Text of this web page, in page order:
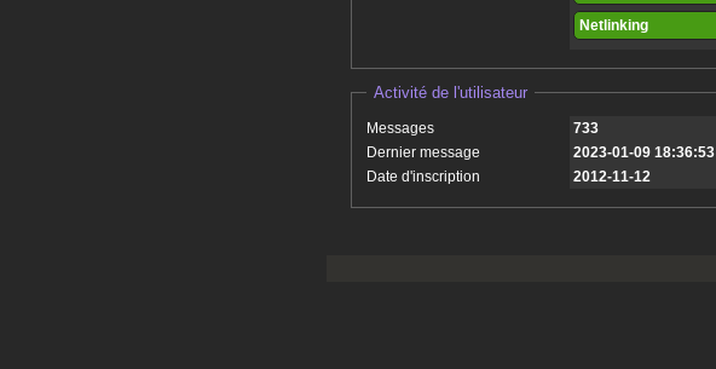
Netlinking
Activité de l'utilisateur
Messages
733
Dernier message
2023-01-09 18:36:53
Date d'inscription
2012-11-12